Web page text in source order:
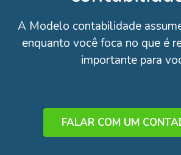
A Modelo contabilidade
enquanto você foca no que é
importante para
FALAR COM UM